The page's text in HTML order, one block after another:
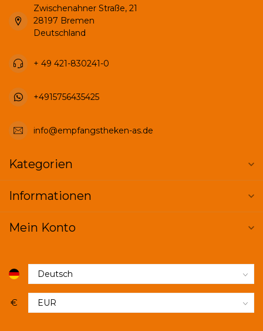
Zwischenahner Straße, 21
28197 Bremen
Deutschland
+ 49 421-830241-0
+4915756435425
info@empfangstheken-as.de
Kategorien
Informationen
Mein Konto
€